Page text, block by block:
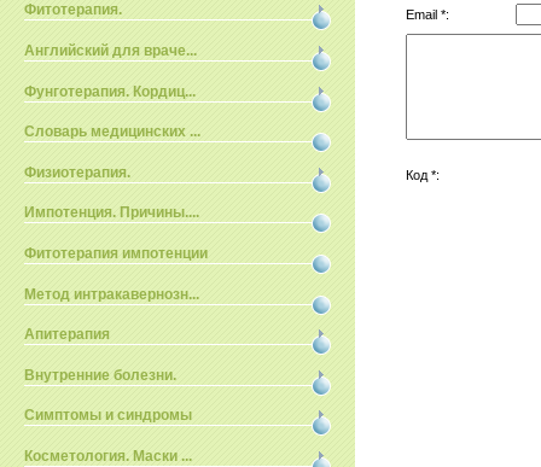
Фитотерапия.
Английский для враче...
Фунготерапия. Кордиц...
Словарь медицинских ...
Физиотерапия.
Импотенция. Причины....
Фитотерапия импотенции
Метод интракавернозн...
Апитерапия
Внутренние болезни.
Симптомы и синдромы
Косметология. Маски ...
Email *:
Код *: